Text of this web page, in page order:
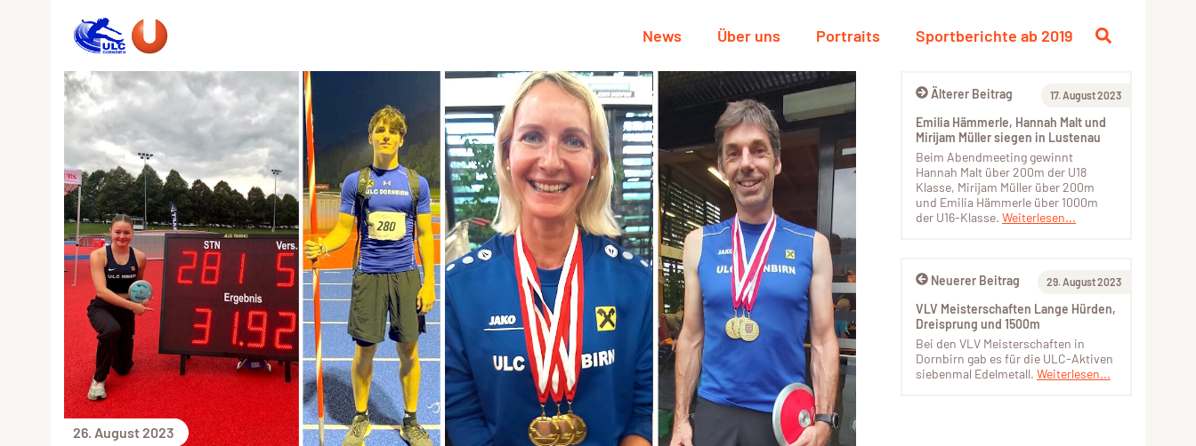
News Über uns Portraits Sportberichte ab 2019
26. August 2023
Älterer Beitrag 17. August 2023
Emilia Hämmerle, Hannah Malt und
Mirijam Müller siegen in Lustenau
Beim Abendmeeting gewinnt
Hannah Malt über 200m der U18
Klasse, Mirijam Müller über 200m
und Emilia Hämmerle über 1000m
der U16-Klasse. Weiterlesen...
Neuerer Beitrag 29. August 2023
VLV Meisterschaften Lange Hürden,
Dreisprung und 1500m
Bei den VLV Meisterschaften in
Dornbirn gab es für die ULC-Aktiven
siebenmal Edelmetall. Weiterlesen...